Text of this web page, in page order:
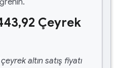
Çeyrek
altın satış fiyatı